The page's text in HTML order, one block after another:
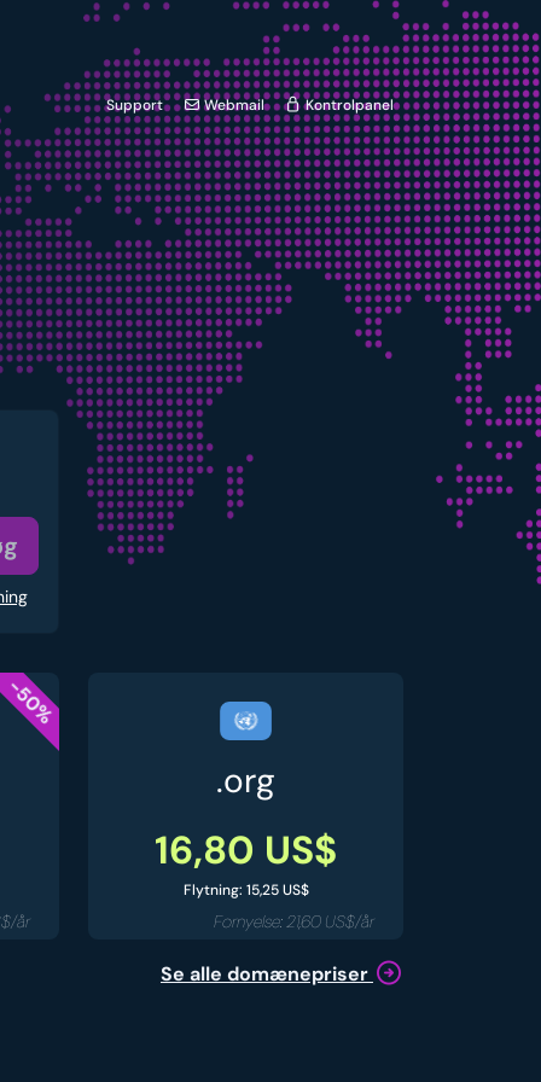
Support Webmail Kontrolpanel
-50%
år
.org
16,80 US$
Flytning: 15,25 US$
Fornyelse: 21,60 US$/år
Se alle domænepriser